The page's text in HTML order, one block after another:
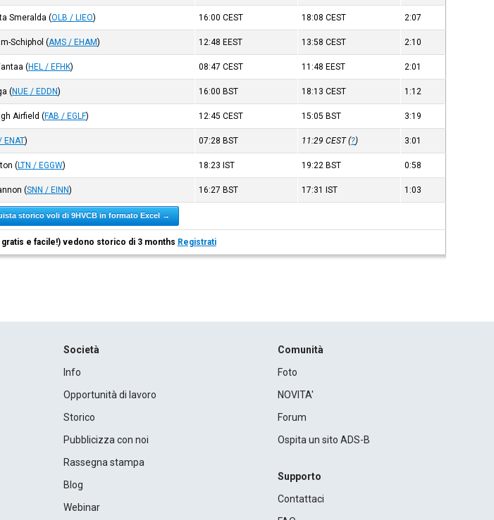
Smeralda (OLB / LIEO) 16:00CEST 18:08CEST 2:07
Schiphol (AMS / EHAM) 12:48 EEST 13:58CEST 2:10
(HEL / EFHK) 08:47CEST 11:48 EEST 2:01
(NUE / EDDN) 16:00 BST 18:13CEST 1:12
Airfield (FAB / EGLF) 12:45CEST 15:05 BST 3:19
ENAT) 07:28 BST 11:29CEST(?) 3:01
(LTN / EGGW) 18:23 IST 19:22 BST 0:58
(SNN / EINN) 16:27 BST 17:31 IST 1:03
storico voli di 9HVCB in formato Excel →
e facile!) vedono storico di 3 months Registrati
Società
Info
Opportunità di lavoro
Storico
Pubblicizza con noi
Rassegna stampa
Blog
Webinar
Comunità
Foto
NOVITA'
Forum
Ospita un sito ADS-B
Supporto
Contattaci